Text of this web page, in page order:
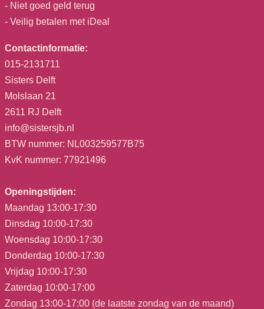
- Niet goed geld terug
- Veilig betalen met iDeal
Contactinformatie:
015-2131711
Sisters Delft
Molslaan 21
2611 RJ Delft
info@sistersjb.nl
BTW nummer: NL003259577B75
KvK nummer: 77921496
Openingstijden:
Maandag 13:00-17:30
Dinsdag 10:00-17:30
Woensdag 10:00-17:30
Donderdag 10:00-17:30
Vrijdag 10:00-17:30
Zaterdag 10:00-17:00
Zondag 13:00-17:00 (de laatste zondag van de maand)